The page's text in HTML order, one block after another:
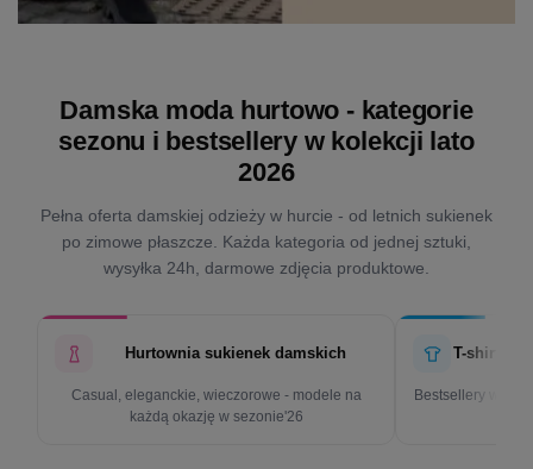
Damska moda hurtowo - kategorie
sezonu i bestsellery w kolekcji lato
2026
Pełna oferta damskiej odzieży w hurcie - od letnich sukienek
po zimowe płaszcze. Każda kategoria od jednej sztuki,
wysyłka 24h, darmowe zdjęcia produktowe.
Hurtownia sukienek damskich
Casual, eleganckie, wieczorowe - modele na
każdą okazję w sezonie'26
T-shirty
Bestsellery w